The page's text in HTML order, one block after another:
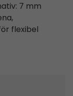
7 mm
flexibel